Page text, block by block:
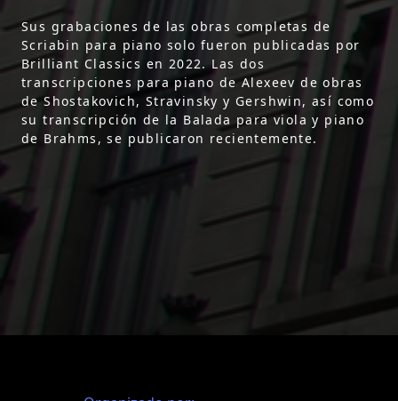
Sus grabaciones de las obras completas de
Scriabin para piano solo fueron publicadas por
Brilliant Classics en 2022. Las dos
transcripciones para piano de Alexeev de obras
de Shostakovich, Stravinsky y Gershwin, así como
su transcripción de la Balada para viola y piano
de Brahms, se publicaron recientemente.